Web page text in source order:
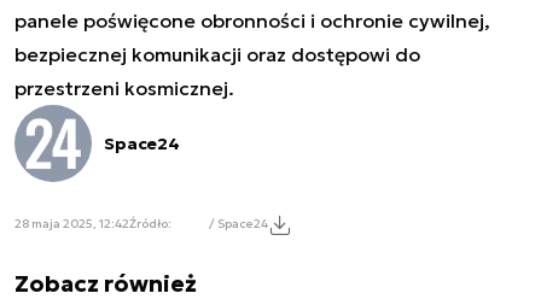
panele poświęcone obronności i ochronie cywilnej,
bezpiecznej komunikacji oraz dostępowi do
przestrzeni kosmicznej.
Space24
28 maja 2025, 12:42Źródło: / Space24
Zobacz również